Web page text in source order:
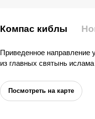
Компас киблы
Приведенное направление
из главных святынь
Посмотреть на карте